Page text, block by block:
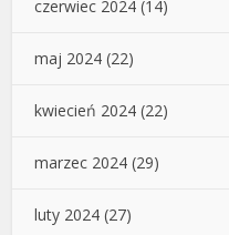
czerwiec 2024 (14)
maj 2024 (22)
kwiecień 2024 (22)
marzec 2024 (29)
luty 2024 (27)